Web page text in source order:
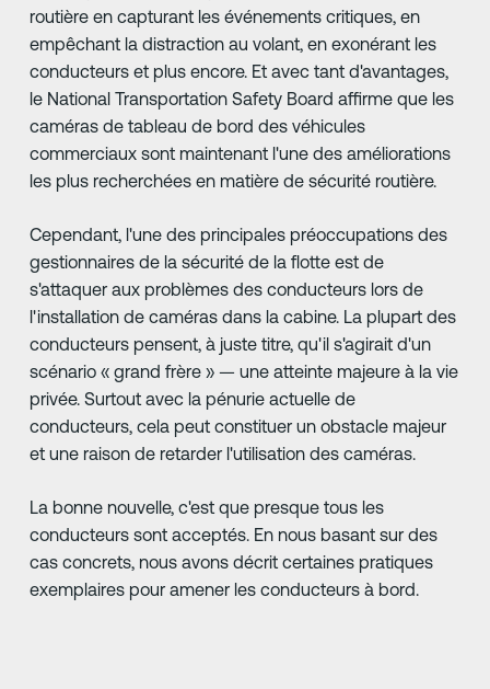
routière en capturant les événements critiques, en
empêchant la distraction au volant, en exonérant les
conducteurs et plus encore. Et avec tant d'avantages,
le National Transportation Safety Board affirme que les
caméras de tableau de bord des véhicules
commerciaux sont maintenant l'une des améliorations
les plus recherchées en matière de sécurité routière.
Cependant, l'une des principales préoccupations des
gestionnaires de la sécurité de la flotte est de
s'attaquer aux problèmes des conducteurs lors de
l'installation de caméras dans la cabine. La plupart des
conducteurs pensent, à juste titre, qu'il s'agirait d'un
scénario « grand frère » — une atteinte majeure à la vie
privée. Surtout avec la pénurie actuelle de
conducteurs, cela peut constituer un obstacle majeur
et une raison de retarder l'utilisation des caméras.
La bonne nouvelle, c'est que presque tous les
conducteurs sont acceptés. En nous basant sur des
cas concrets, nous avons décrit certaines pratiques
exemplaires pour amener les conducteurs à bord.